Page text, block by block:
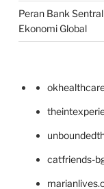
Peran Bank
Ekonomi Global
catfriends-